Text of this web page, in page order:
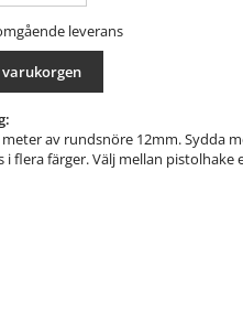
leverans
varukorgen
av rundsnöre 12mm. Sydda
i flera färger. Välj mellan pistolhake